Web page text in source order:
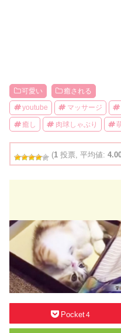
可愛い 癒される
youtube マッサージ
癒し 肉球しゃぶり
(1 投票, 平均値:
Pocket4